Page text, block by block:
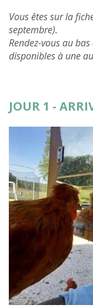
Vous êtes sur la
septembre).
Rendez-vous au
disponibles à une
JOUR 1 -